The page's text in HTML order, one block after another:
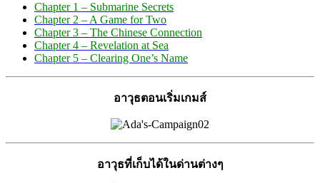
Chapter 1 – Submarine Secrets
Chapter 2 – A Game for Two
Chapter 3 – The Chinese Connection
Chapter 4 – Revelation at Sea
Chapter 5 – Clearing One’s Name
อาวุธตอนเริ่มเกมส์
อาวุธที่เก็บได้ในด่านต่างๆ